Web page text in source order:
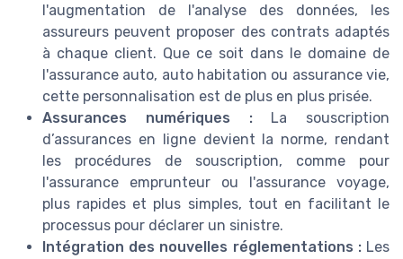
l'augmentation de l'analyse des données, les
assureurs peuvent proposer des contrats adaptés
à chaque client. Que ce soit dans le domaine de
l'assurance auto, auto habitation ou assurance vie,
cette personnalisation est de plus en plus prisée.
Assurances numériques :La souscription
d’assurances en ligne devient la norme, rendant
les procédures de souscription, comme pour
l'assurance emprunteur ou l'assurance voyage,
plus rapides et plus simples, tout en facilitant le
processus pour déclarer un sinistre.
Intégration des nouvelles réglementations :Les